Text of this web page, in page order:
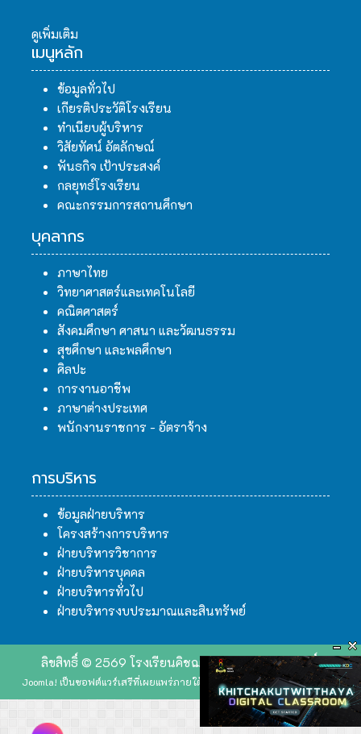
ดูเพิ่มเติม
เมนูหลัก
ข้อมูลทั่วไป
เกียรติประวัติโรงเรียน
ทำเนียบผู้บริหาร
วิสัยทัศน์ อัตลักษณ์
พันธกิจ เป้าประสงค์
กลยุทธ์โรงเรียน
คณะกรรมการสถานศึกษา
บุคลากร
ภาษาไทย
วิทยาศาสตร์และเทคโนโลยี
คณิตศาสตร์
สังคมศึกษา ศาสนา และวัฒนธรรม
สุขศึกษา และพลศึกษา
ศิลปะ
การงานอาชีพ
ภาษาต่างประเทศ
พนักงานราชการ - อัตราจ้าง
การบริหาร
ข้อมูลฝ่ายบริหาร
โครงสร้างการบริหาร
ฝ่ายบริหารวิชาการ
ฝ่ายบริหารบุคคล
ฝ่ายบริหารทั่วไป
ฝ่ายบริหารงบประมาณและสินทรัพย์
ลิขสิทธิ์ © 2569 โรงเรียนคิชฌกูฏวิทยา. สงวนลิขสิทธิ์.
Joomla! เป็นซอฟต์แวร์เสรีที่เผยแพร่ภายใต้ GNU ใบอนุญาตสาธารณะทั่วไป